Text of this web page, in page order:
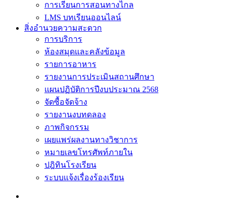
การเรียนการสอนทางไกล
LMS บทเรียนออนไลน์
สิ่งอำนวยความสะดวก
การบริการ
ห้องสมุดและคลังข้อมูล
รายการอาหาร
รายงานการประเมินสถานศึกษา
แผนปฏิบัติการปีงบประมาณ 2568
จัดซื้อจัดจ้าง
รายงานงบทดลอง
ภาพกิจกรรม
เผยแพร่ผลงานทางวิชาการ
หมายเลขโทรศัพท์ภายใน
ปฎิทินโรงเรียน
ระบบแจ้งเรื่องร้องเรียน